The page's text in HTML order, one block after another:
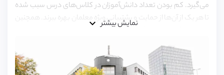
می‌گیرد. کم بودن تعداد دانش‌آموزان در کلاس‌های درس سبب شده
تا هر یک از آن‌ها از حمایت و پشتیبانی ویژه معلمان بهره ببرند. همچنین
مدرسه ISZN جلسات گفت‌وگوی مشترکی را برای تقویت فن بیان و
تفکر انتقادی دانش‌آموزان برگزار می‌کند. این مدرسه جزء گروه مدارس
Global Congita می‌باشد که گروهی خارق‌العاده در ارائه آموزش‌های
نوین می‌باشند.
نمایش بیشتر